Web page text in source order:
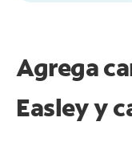
Agrega
Easley y